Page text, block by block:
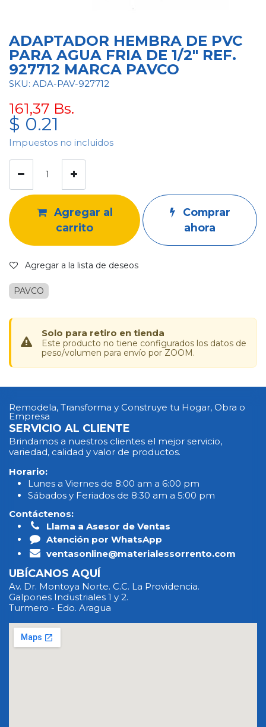
ADAPTADOR HEMBRA DE PVC
PARA AGUA FRIA DE 1/2" REF.
927712 MARCA PAVCO
SKU: ADA-PAV-927712
161,37 Bs.
$ 0.21
Impuestos no incluidos
Agregar al
carrito
Comprar
ahora
Agregar a la lista de deseos
PAVCO
Solo para retiro en tienda
Este producto no tiene configurados los datos de
peso/volumen para envío por ZOOM.
Remodela, Transforma y Construye tu Hogar, Obra o
Empresa
SERVICIO AL CLIENTE
Brindamos a nuestros clientes el mejor servicio,
variedad, calidad y valor de productos.
Horario:
Lunes a Viernes de 8:00 am a 6:00 pm
Sábados y Feriados de 8:30 am a 5:00 pm
Contáctenos:
Llama a Asesor de Ventas
Atención por WhatsApp
ventasonline@materialessorrento.com
UBÍCANOS AQUÍ
Av. Dr. Montoya Norte. C.C. La Providencia.
Galpones Industriales 1 y 2.
Turmero - Edo. Aragua